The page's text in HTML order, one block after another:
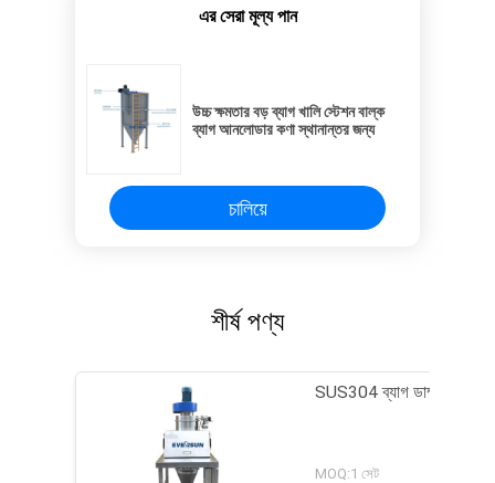
এর সেরা মূল্য পান
উচ্চ ক্ষমতার বড় ব্যাগ খালি স্টেশন বাল্ক
ব্যাগ আনলোডার কণা স্থানান্তর জন্য
চালিয়ে
শীর্ষ পণ্য
SUS304 ব্যাগ ডাম্প স্টেশন
MOQ:1 সেট